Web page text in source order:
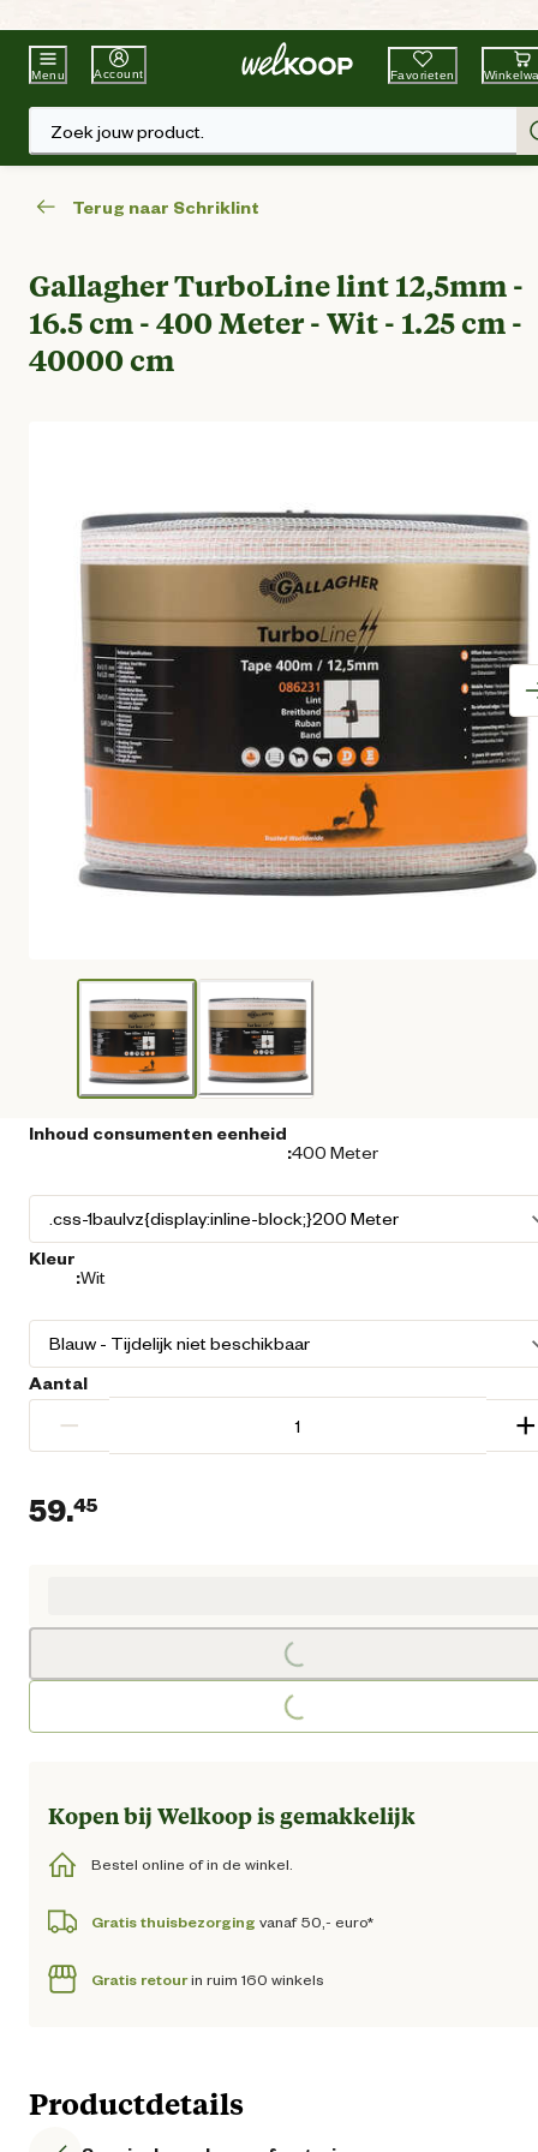
Beste WinkelketenTuin & Dier
Menu Account Favorieten
Zoek jouw product.
Terug naar Schriklint
Gallagher TurboLine lint 12,5mm -
16.5 cm - 400 Meter - Wit - 1.25 cm -
40000 cm
Inhoud consumenten eenheid
:400 Meter
Kleur
:Wit
Aantal
− +
59.45
Loading...
Loading...
Kopen bij Welkoop is gemakkelijk
Bestel online of in de winkel.
Gratis thuisbezorging vanaf 50,- euro*
Gratis retourin ruim 160 winkels
Productdetails